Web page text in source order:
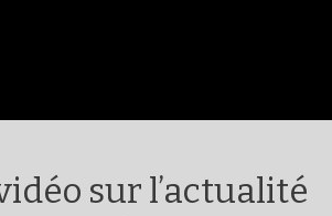
sur l’actualité